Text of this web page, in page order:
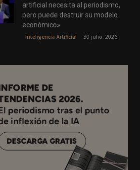
artificial necesita al periodismo,
pero puede destruir su modelo
económico»
Inteligencia Artificial 30 julio, 2026